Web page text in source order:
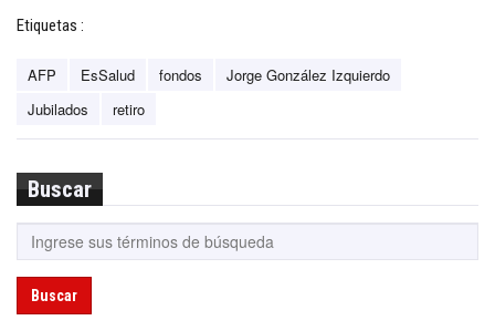
Etiquetas :
AFP EsSalud fondos
Jorge González Izquierdo
Jubilados
retiro
Buscar
Buscar